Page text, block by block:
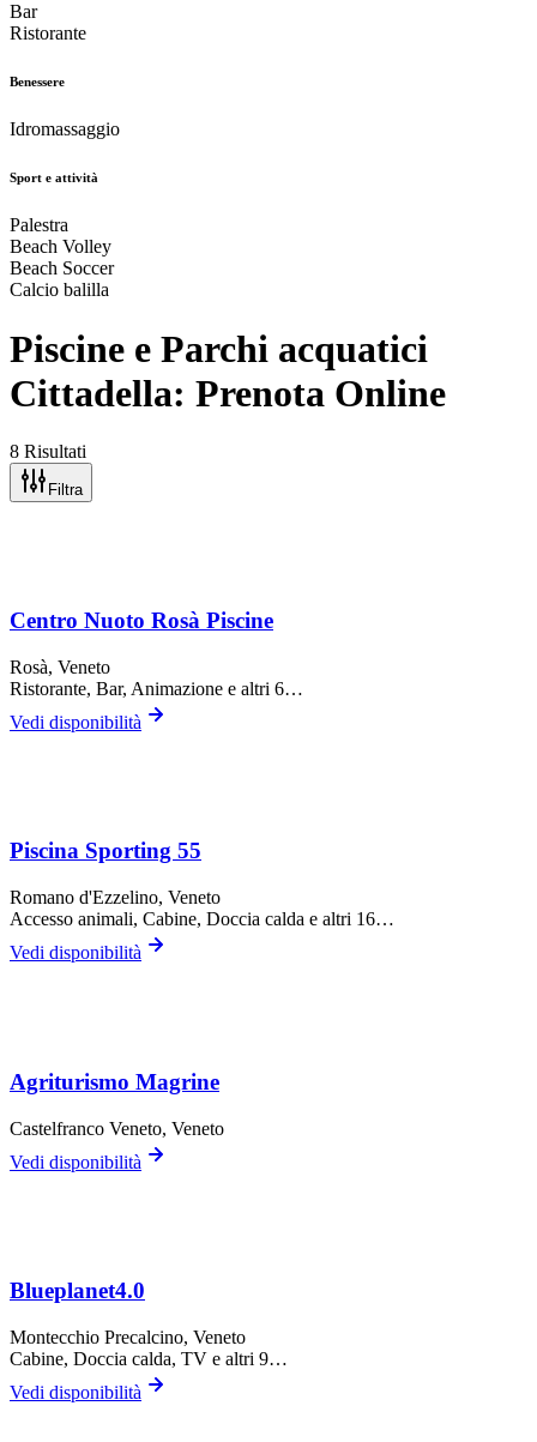
Bar
Ristorante
Benessere
Idromassaggio
Sport e attività
Palestra
Beach Volley
Beach Soccer
Calcio balilla
Piscine e Parchi acquatici
Cittadella: Prenota Online
8 Risultati
Filtra
Centro Nuoto Rosà Piscine
Rosà, Veneto
Ristorante, Bar, Animazione e altri 6…
Vedi disponibilità
Piscina Sporting 55
Romano d'Ezzelino, Veneto
Accesso animali, Cabine, Doccia calda e altri 16…
Vedi disponibilità
Agriturismo Magrine
Castelfranco Veneto, Veneto
Vedi disponibilità
Blueplanet4.0
Montecchio Precalcino, Veneto
Cabine, Doccia calda, TV e altri 9…
Vedi disponibilità